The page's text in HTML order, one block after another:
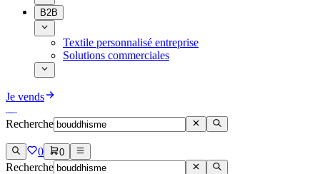
B2B
Textile personnalisé entreprise
Solutions commerciales
Je vends
Recherche
0 0
Recherche